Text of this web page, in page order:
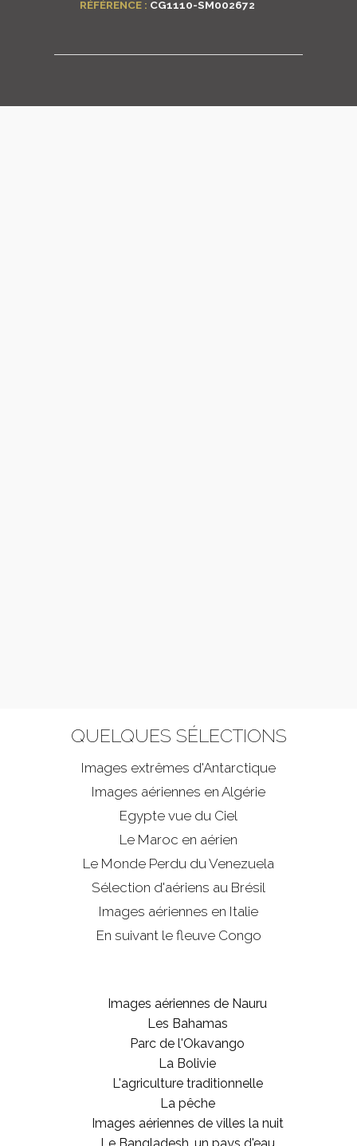
RÉFÉRENCE : CG1110-SM002672
QUELQUES SÉLECTIONS
Images extrêmes d'Antarctique
Images aériennes en Algérie
Egypte vue du Ciel
Le Maroc en aérien
Le Monde Perdu du Venezuela
Sélection d'aériens au Brésil
Images aériennes en Italie
En suivant le fleuve Congo
Images aériennes de Nauru
Les Bahamas
Parc de l'Okavango
La Bolivie
L'agriculture traditionnelle
La pêche
Images aériennes de villes la nuit